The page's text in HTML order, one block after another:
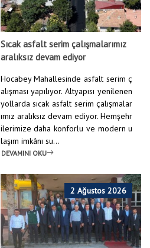
Sıcak asfalt serim çalışmalarımız
aralıksız devam ediyor
Hocabey Mahallesinde asfalt serim ç
alışması yapılıyor. Altyapısı yenilenen
yollarda sıcak asfalt serim çalışmalar
ımız aralıksız devam ediyor. Hemşehr
ilerimize daha konforlu ve modern u
laşım imkânı su...
DEVAMINI OKU
2 Ağustos 2026